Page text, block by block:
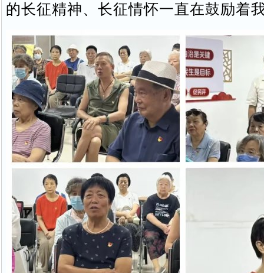
的长征精神、长征情怀一直在鼓励着